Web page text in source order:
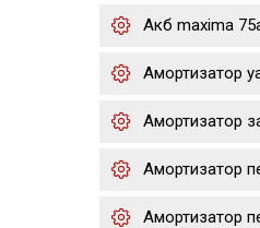
Акб maxima
Амортизатор
Амортизатор
Амортизатор
Амортизатор